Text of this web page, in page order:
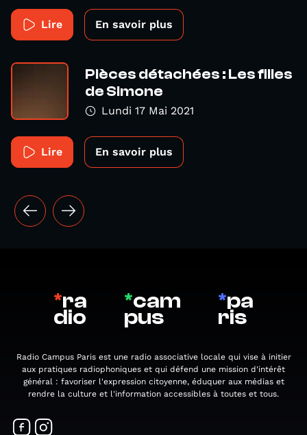
Lire En savoir plus
Pièces détachées : Les filles
de Simone
Lundi 17 Mai 2021
Lire En savoir plus
*ra
dio
*cam
pus
*pa
ris
Radio Campus Paris est une radio associative locale qui vise à initier
aux pratiques radiophoniques et qui défend une mission d'intérêt
général : favoriser l'expression citoyenne, éduquer aux médias et
rendre la culture et l'information accessibles à toutes et tous.